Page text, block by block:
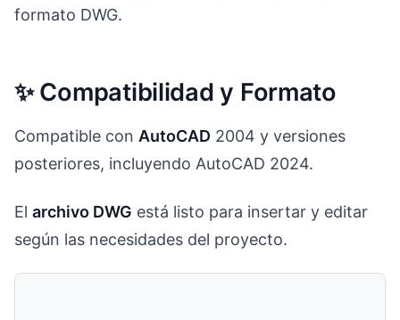
formato DWG.
✨ Compatibilidad y Formato
Compatible con AutoCAD 2004 y versiones
posteriores, incluyendo AutoCAD 2024.
El archivo DWG está listo para insertar y editar
según las necesidades del proyecto.